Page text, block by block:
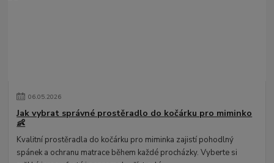
06.05.2026
Jak vybrat správné prostěradlo do kočárku pro miminko
👶
Kvalitní prostěradla do kočárku pro miminka zajistí pohodlný
spánek a ochranu matrace během každé procházky. Vyberte si